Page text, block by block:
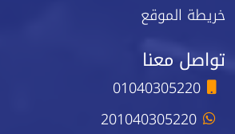
خريطة الموقع
تواصل معنا
01040305220
201040305220